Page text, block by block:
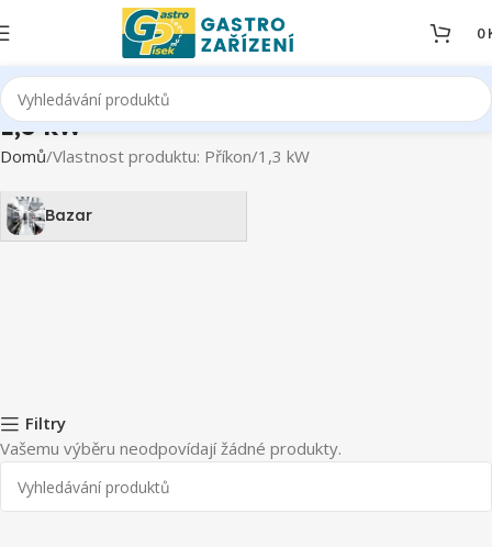
0
1,3 kW
Domů Vlastnost produktu: Příkon 1,3 kW
Bazar
Filtry
Vašemu výběru neodpovídají žádné produkty.